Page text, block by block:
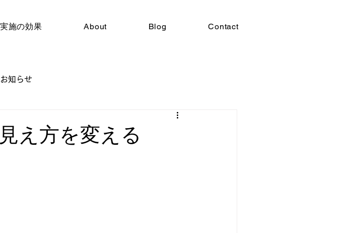
施の効果 About Blog Contact
お知らせ
え方を変える